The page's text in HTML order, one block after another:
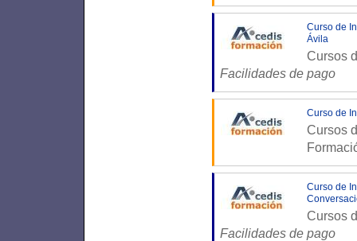
Curso de
Ávila
Cursos
Facilidades de pago
Curso de
Cursos
Curso de
Cursos
Facilidades de pago